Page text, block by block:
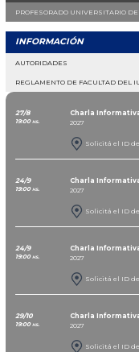
PROFESORADO UNIVERSITARIO
INFORMACIÓN
AUTORIDADES
REGLAMENTO DE FACULTAD DEL
27/8
19:00 hs.
Charla Informativa
2027
Solicitá el ID
24/9
19:00 hs.
Charla Informativa
2027
Solicitá el ID
24/9
19:00 hs.
Charla Informativa
2027
Solicitá el ID
29/10
19:00 hs.
Charla Informativa
2027
Solicitá el ID